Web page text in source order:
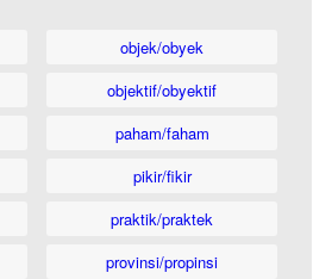
objek/obyek
objektif/obyektif
paham/faham
pikir/fikir
praktik/praktek
provinsi/propinsi